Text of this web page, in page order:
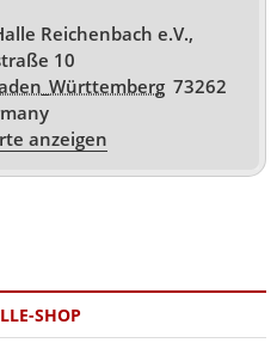
Reichenbach e.V.,
10
73262
anzeigen
SHOP